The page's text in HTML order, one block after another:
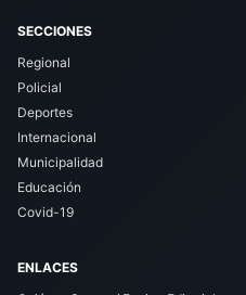
SECCIONES
Regional
Policial
Deportes
Internacional
Municipalidad
Educación
Covid-19
ENLACES